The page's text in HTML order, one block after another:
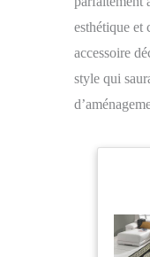
esthétique et
accessoire
style qui